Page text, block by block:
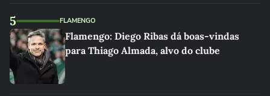
5 FLAMENGO
Flamengo: Diego Ribas dá boas-vindas
para Thiago Almada, alvo do clube